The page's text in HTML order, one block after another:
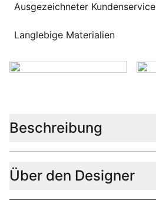
Ausgezeichneter Kundenservice
Langlebige Materialien
Beschreibung
Über den Designer